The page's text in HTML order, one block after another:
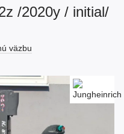
/2020y / initial/
väzbu